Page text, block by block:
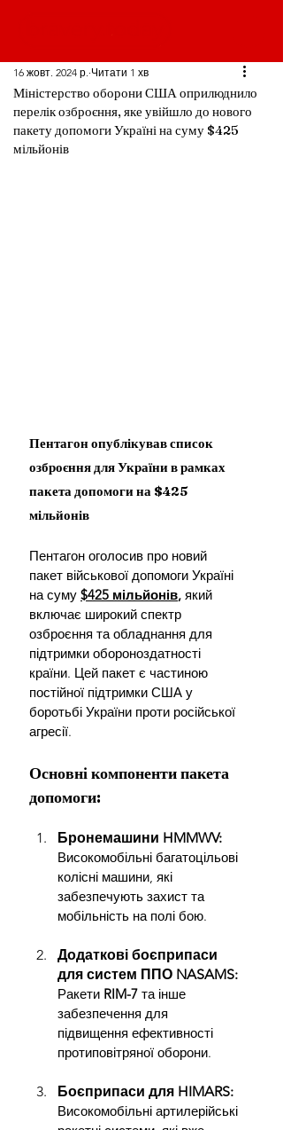
Міністерство оборони США оприлюднило
перелік озброєння, яке увійшло до нового
пакету допомоги Україні на суму $425
мільйонів
16 жовт. 2024 р. Читати 1 хв
Пентагон опублікував список
озброєння для України в рамках
пакета допомоги на $425
мільйонів
Пентагон оголосив про новий
пакет військової допомоги Україні
на суму $425 мільйонів, який
включає широкий спектр
озброєння та обладнання для
підтримки обороноздатності
країни. Цей пакет є частиною
постійної підтримки США у
боротьбі України проти російської
агресії.
Основні компоненти пакета
допомоги:
Бронемашини HMMWV:
Високомобільні багатоцільові
колісні машини, які
забезпечують захист та
мобільність на полі бою.
Додаткові боєприпаси
для систем ППО NASAMS:
Ракети RIM-7 та інше
забезпечення для
підвищення ефективності
протиповітряної оборони.
Боєприпаси для HIMARS:
Високомобільні артилерійські